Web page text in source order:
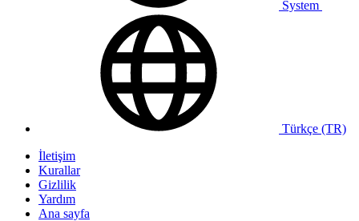
System
Türkçe (TR)
İletişim
Kurallar
Gizlilik
Yardım
Ana sayfa